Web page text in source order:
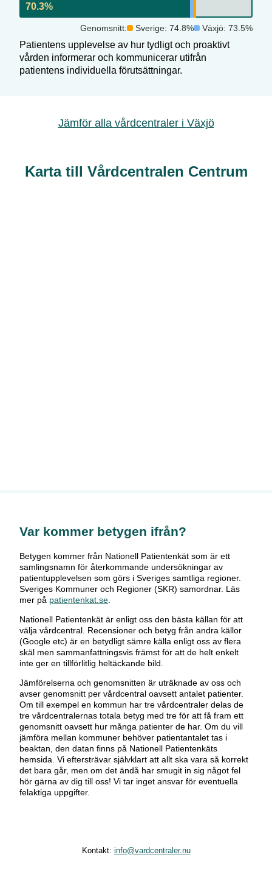
70.3%
Genomsnitt: Sverige: 74.8% Växjö: 73.5%
Patientens upplevelse av hur tydligt och proaktivt
vården informerar och kommunicerar utifrån
patientens individuella förutsättningar.
Jämför alla vårdcentraler i Växjö
Karta till Vårdcentralen Centrum
Var kommer betygen ifrån?
Betygen kommer från Nationell Patientenkät som är ett
samlingsnamn för återkommande undersökningar av
patientupplevelsen som görs i Sveriges samtliga regioner.
Sveriges Kommuner och Regioner (SKR) samordnar. Läs
mer på patientenkat.se.
Nationell Patientenkät är enligt oss den bästa källan för att
välja vårdcentral. Recensioner och betyg från andra källor
(Google etc) är en betydligt sämre källa enligt oss av flera
skäl men sammanfattningsvis främst för att de helt enkelt
inte ger en tillförlitlig heltäckande bild.
Jämförelserna och genomsnitten är uträknade av oss och
avser genomsnitt per vårdcentral oavsett antalet patienter.
Om till exempel en kommun har tre vårdcentraler delas de
tre vårdcentralernas totala betyg med tre för att få fram ett
genomsnitt oavsett hur många patienter de har. Om du vill
jämföra mellan kommuner behöver patientantalet tas i
beaktan, den datan finns på Nationell Patientenkäts
hemsida. Vi eftersträvar självklart att allt ska vara så korrekt
det bara går, men om det ändå har smugit in sig något fel
hör gärna av dig till oss! Vi tar inget ansvar för eventuella
felaktiga uppgifter.
Kontakt: info@vardcentraler.nu